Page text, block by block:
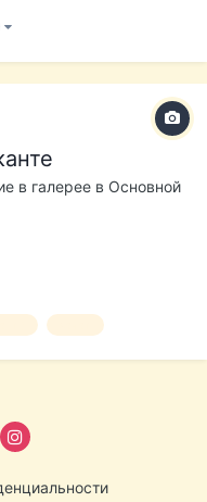
территории имеются
за литр: 0.12
в галерее в Основной